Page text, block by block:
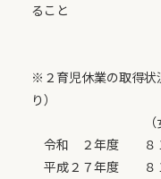
ること
※２育児休業の取得状
り）
（女 性
令和 ２年度 ８
平成２７年度